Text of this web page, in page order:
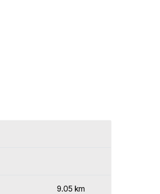
9.05 km